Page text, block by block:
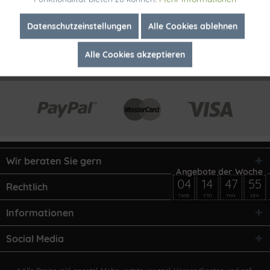
Wir beraten Sie gern
Rechtlich
Informationen
Social Media
Marketing Inaktiv
Datenschutzeinstellungen Alle Cookies ablehnen
Alle Cookies akzeptieren
04
TAGE
14
STD
47
MIN
55
SEK